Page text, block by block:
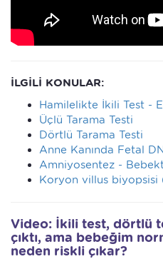
İLGİLİ KONULAR:
Hamilelikte İkili Test -
Üçlü Tarama Testi
Dörtlü Tarama Testi
Anne Kanında Fetal
Amniyosentez -
Koryon villus
Video: İkili test, dörtlü
çıktı, ama bebeğim
neden riskli çıkar?